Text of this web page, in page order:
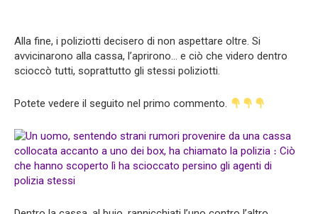
Alla fine, i poliziotti decisero di non aspettare oltre. Si
avvicinarono alla cassa, l’aprirono… e ciò che videro dentro
scioccò tutti, soprattutto gli stessi poliziotti.
Potete vedere il seguito nel primo commento.